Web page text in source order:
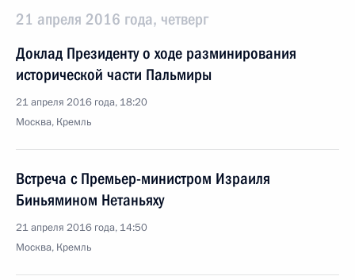
21 апреля 2016 года, четверг
Доклад Президенту о ходе разминирования
исторической части Пальмиры
21 апреля 2016 года, 18:20
Москва, Кремль
Встреча с Премьер-министром Израиля
Биньямином Нетаньяху
21 апреля 2016 года, 14:50
Москва, Кремль